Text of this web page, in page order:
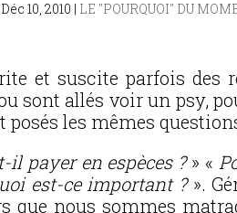
Déc 10, 2010 | LE "POURQUOI" DU
et suscite parfois des
sont allés voir un psy,
posés les mêmes
il payer en espèces ?» «
est-ce important ?».
que nous sommes